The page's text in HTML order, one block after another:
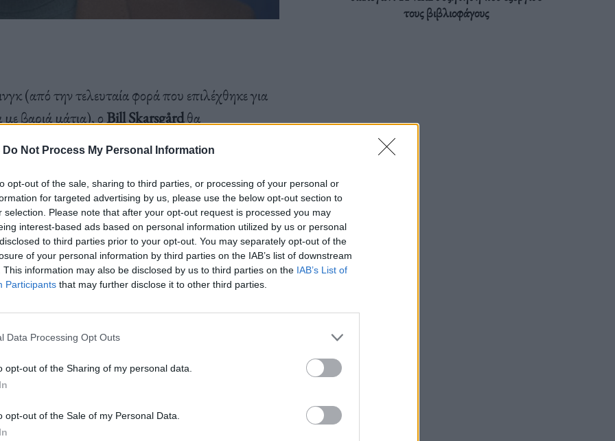
Do Not Process My Personal Information
opt-out of the sale, sharing to third parties, or processing of your personal or
for targeted advertising by us, please use the below opt-out section to
selection. Please note that after your opt-out request is processed you may
interest-based ads based on personal information utilized by us or personal
to third parties prior to your opt-out. You may separately opt-out of the
of your personal information by third parties on the IAB’s list of downstream
This information may also be disclosed by us to third parties on the IAB’s List of
Participants that may further disclose it to other third parties.
Data Processing Opt Outs
opt-out of the Sharing of my personal data.
opt-out of the Sale of my Personal Data.
(από την τελευταία φορά που επιλέχθηκε για
βαριά μάτια), οBill Skarsgårdθα
στην επερχόμενη μεταφορά του
Depp, η οποία θα υποδυθεί τη στοιχειωμένα
Nosferatu.
Northman”, αλλά ξέρουμε ότι είναι κάτι που
παραλίγο να ξεκινούσε το δικό του βέρσιον
και την Anya Taylor-Joy, δύο ονόματα που
τους βιβλιοφάγους